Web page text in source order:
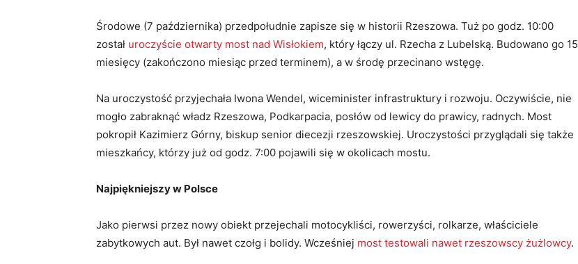
Środowe (7 października) przedpołudnie zapisze się w historii Rzeszowa. Tuż po godz. 10:00
został uroczyście otwarty most nad Wisłokiem, który łączy ul. Rzecha z Lubelską. Budowano go 15
miesięcy (zakończono miesiąc przed terminem), a w środę przecinano wstęgę.
Na uroczystość przyjechała Iwona Wendel, wiceminister infrastruktury i rozwoju. Oczywiście, nie
mogło zabraknąć władz Rzeszowa, Podkarpacia, posłów od lewicy do prawicy, radnych. Most
pokropił Kazimierz Górny, biskup senior diecezji rzeszowskiej. Uroczystości przyglądali się także
mieszkańcy, którzy już od godz. 7:00 pojawili się w okolicach mostu.
Najpiękniejszy w Polsce
Jako pierwsi przez nowy obiekt przejechali motocykliści, rowerzyści, rolkarze, właściciele
zabytkowych aut. Był nawet czołg i bolidy. Wcześniej most testowali nawet rzeszowscy żużlowcy.